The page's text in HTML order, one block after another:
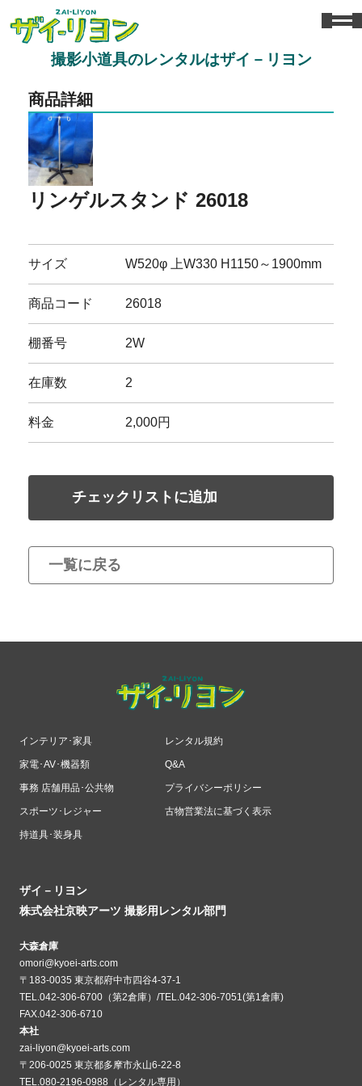
撮影小道具のレンタルはザイ－リヨン
商品詳細
リンゲルスタンド 26018
サイズ W520φ 上W330 H1150～1900mm
商品コード 26018
棚番号 2W
在庫数 2
料金 2,000円
チェックリストに追加
一覧に戻る
インテリア･家具
家電･AV･機器類
事務 店舗用品･公共物
スポーツ･レジャー
持道具･装身具
レンタル規約
Q&A
プライバシーポリシー
古物営業法に基づく表示
ザイ－リヨン
株式会社京映アーツ 撮影用レンタル部門
大森倉庫
omori@kyoei-arts.com
〒183-0035 東京都府中市四谷4-37-1
TEL.042-306-6700（第2倉庫）/TEL.042-306-7051(第1倉庫)
FAX.042-306-6710
本社
zai-liyon@kyoei-arts.com
〒206-0025 東京都多摩市永山6-22-8
TEL.080-2196-0988（レンタル専用）